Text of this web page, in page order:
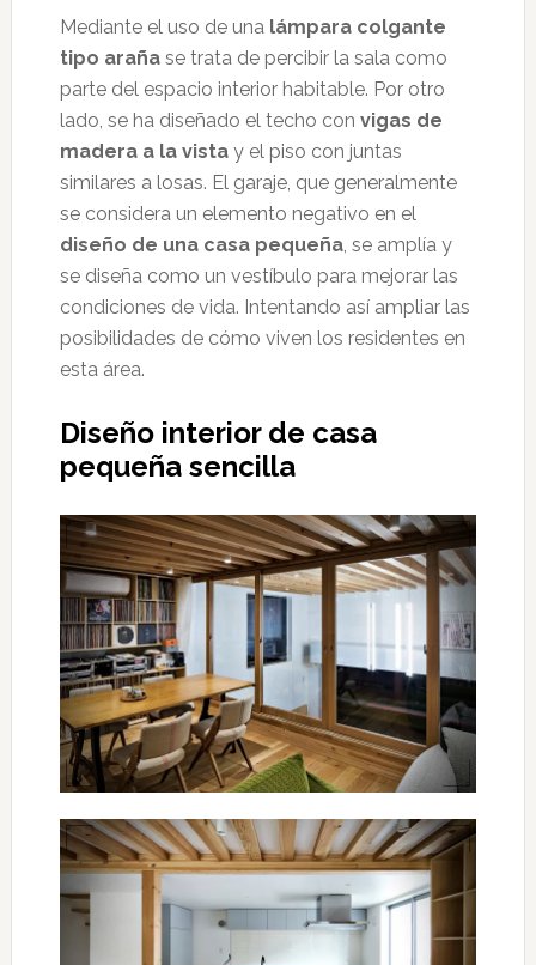
Mediante el uso de una lámpara colgante
tipo arañase trata de percibir la sala como
parte del espacio interior habitable. Por otro
lado, se ha diseñado el techo con vigas de
madera a la vistay el piso con juntas
similares a losas. El garaje, que generalmente
se considera un elemento negativo en el
diseño de una casa pequeña, se amplía y
se diseña como un vestíbulo para mejorar las
condiciones de vida. Intentando así ampliar las
posibilidades de cómo viven los residentes en
esta área.
Diseño interior de casa
pequeña sencilla